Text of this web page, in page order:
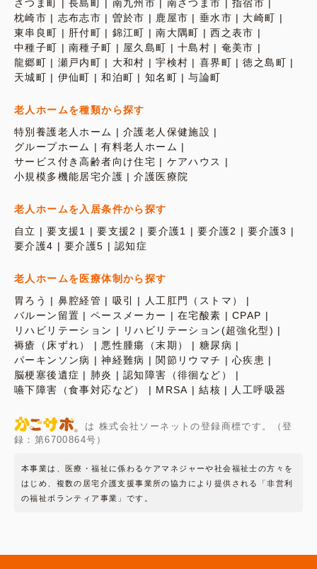
さつま町
長島町 南九州市 南さつま市
指宿市
枕崎市
志布志市 曽於市 鹿屋市 垂水市
大崎町
東串良町
肝付町 錦江町 南大隅町
西之表市
中種子町
南種子町 屋久島町 十島村
奄美市
龍郷町
瀬戸内町 大和村 宇検村 喜界町
徳之島町
天城町
伊仙町 和泊町 知名町 与論町
老人ホームを種類から探す
特別養護老人ホーム
介護老人保健施設
グループホーム
有料老人ホーム
サービス付き高齢者向け住宅
ケアハウス
小規模多機能居宅介護
介護医療院
老人ホームを入居条件から探す
自立
要支援1 要支援2 要介護1 要介護2
要介護3
要介護4
要介護5 認知症
老人ホームを医療体制から探す
胃ろう
鼻腔経管 吸引
人工肛門（ストマ）
バルーン留置
ペースメーカー 在宅酸素
CPAP
リハビリテーション
リハビリテーション(超強化型)
褥瘡（床ずれ）
悪性腫瘍（末期）
糖尿病
パーキンソン病
神経難病 関節リウマチ
心疾患
脳梗塞後遺症
肺炎
認知障害（徘徊など）
嚥下障害（食事対応など）
MRSA 結核 人工呼吸器
は 株式会社ソーネットの登録商標です。（登
録：第6700864号）
本事業は、医療・福祉に係わるケアマネジャーや社会福祉士の方々を
はじめ、複数の居宅介護支援事業所の協力により提供される「非営利
の福祉ボランティア事業」です。